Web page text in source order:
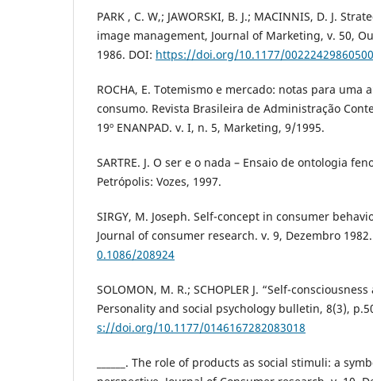
PARK , C. W,; JAWORSKI, B. J.; MACINNIS, D. J.
image management, Journal of Marketing, v. 50,
1986. DOI: https://doi.org/10.1177/
ROCHA, E. Totemismo e mercado: notas para uma
consumo. Revista Brasileira de Administração
19º ENANPAD. v. I, n. 5, Marketing, 9/1995.
SARTRE. J. O ser e o nada – Ensaio de ontologia
Petrópolis: Vozes, 1997.
SIRGY, M. Joseph. Self-concept in consumer
Journal of consumer research. v. 9, Dezembro
0.1086/208924
SOLOMON, M. R.; SCHOPLER J. “Self-
Personality and social psychology bulletin, 8(3),
s://doi.org/10.1177/0146167282083018
______. The role of products as social stimuli: a